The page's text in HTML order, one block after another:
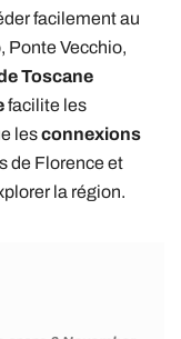
facilement au
Ponte Vecchio,
Toscane
facilite les
lesconnexions
de Florence et
la région.